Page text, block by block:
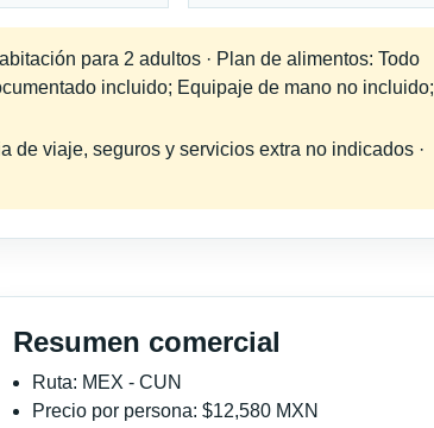
para 2 adultos · Plan de alimentos: Todo
incluido; Equipaje de mano no incluido;
de viaje, seguros y servicios extra no indicados ·
Resumen comercial
Ruta: MEX - CUN
Precio por persona: $12,580 MXN